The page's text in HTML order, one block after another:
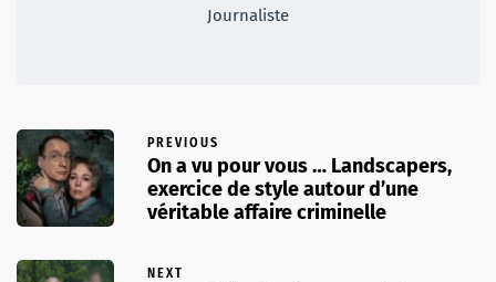
Journaliste
PREVIOUS
On a vu pour vous … Landscapers,
exercice de style autour d’une
véritable affaire criminelle
NEXT